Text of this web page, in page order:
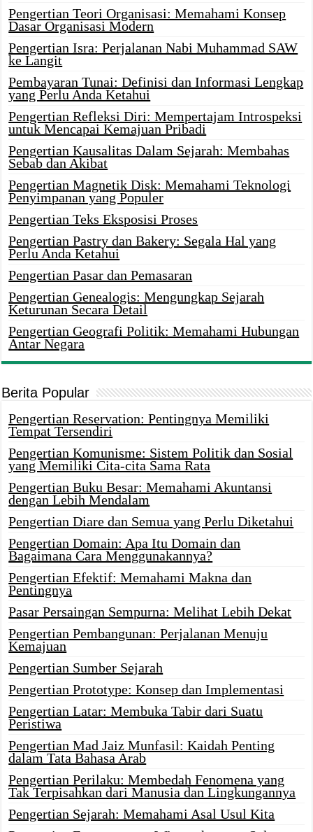
Pengertian Teori Organisasi: Memahami Konsep
Dasar Organisasi Modern
Pengertian Isra: Perjalanan Nabi Muhammad SAW
ke Langit
Pembayaran Tunai: Definisi dan Informasi Lengkap
yang Perlu Anda Ketahui
Pengertian Refleksi Diri: Mempertajam Introspeksi
untuk Mencapai Kemajuan Pribadi
Pengertian Kausalitas Dalam Sejarah: Membahas
Sebab dan Akibat
Pengertian Magnetik Disk: Memahami Teknologi
Penyimpanan yang Populer
Pengertian Teks Eksposisi Proses
Pengertian Pastry dan Bakery: Segala Hal yang
Perlu Anda Ketahui
Pengertian Pasar dan Pemasaran
Pengertian Genealogis: Mengungkap Sejarah
Keturunan Secara Detail
Pengertian Geografi Politik: Memahami Hubungan
Antar Negara
Berita Popular
Pengertian Reservation: Pentingnya Memiliki
Tempat Tersendiri
Pengertian Komunisme: Sistem Politik dan Sosial
yang Memiliki Cita-cita Sama Rata
Pengertian Buku Besar: Memahami Akuntansi
dengan Lebih Mendalam
Pengertian Diare dan Semua yang Perlu Diketahui
Pengertian Domain: Apa Itu Domain dan
Bagaimana Cara Menggunakannya?
Pengertian Efektif: Memahami Makna dan
Pentingnya
Pasar Persaingan Sempurna: Melihat Lebih Dekat
Pengertian Pembangunan: Perjalanan Menuju
Kemajuan
Pengertian Sumber Sejarah
Pengertian Prototype: Konsep dan Implementasi
Pengertian Latar: Membuka Tabir dari Suatu
Peristiwa
Pengertian Mad Jaiz Munfasil: Kaidah Penting
dalam Tata Bahasa Arab
Pengertian Perilaku: Membedah Fenomena yang
Tak Terpisahkan dari Manusia dan Lingkungannya
Pengertian Sejarah: Memahami Asal Usul Kita